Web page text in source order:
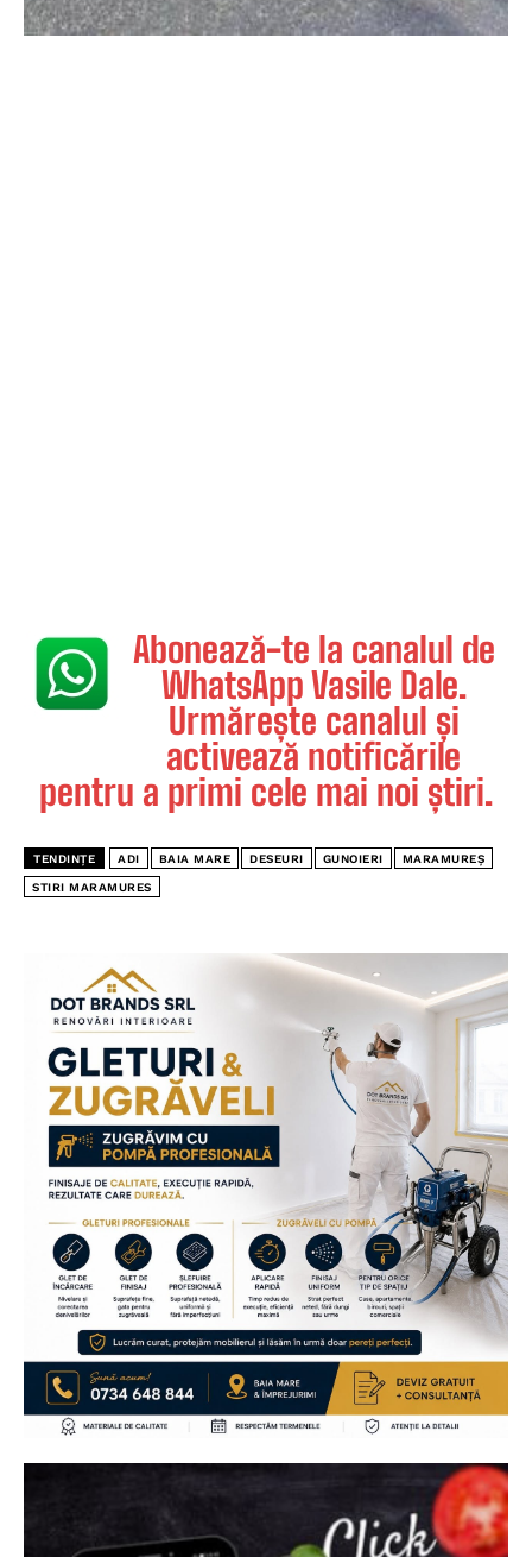
Abonează-te la canalul de
WhatsApp Vasile Dale.
Urmărește canalul și
activează notificările
pentru a primi cele mai noi știri.
TENDINȚE ADI BAIA MARE DESEURI GUNOIERI MARAMUREȘ
STIRI MARAMURES